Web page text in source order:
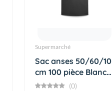
Supermarché
Sac anses 50/60/10
cm 100 pièce Blanc
et...
(0)